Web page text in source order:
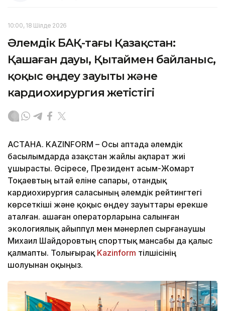
10:00, 18 Шілде 2026
Әлемдік БАҚ-тағы Қазақстан:
Қашаған дауы, Қытаймен байланыс,
қоқыс өңдеу зауыты және
кардиохирургия жетістігі
АСТАНА. KAZINFORM – Осы аптада әлемдік
басылымдарда Қазақстан жайлы ақпарат жиі
ұшырасты. Әсіресе, Президент Қасым-Жомарт
Тоқаевтың Қытай еліне сапары, отандық
кардиохирургия саласының әлемдік рейтингтегі
көрсеткіші және қоқыс өңдеу зауыттары ерекше
аталған. Қашаған операторларына салынған
экологиялық айыппұл мен мәнерлеп сырғанаушы
Михаил Шайдоровтың спорттық мансабы да қалыс
қалмапты. Толығырақ Kazinform тілшісінің
шолуынан оқыңыз.